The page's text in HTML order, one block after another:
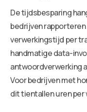
De tijdsbesparing
bedrijven
verwerkingstijd per
handmatige data-
antwoordverwerking
Voor bedrijven met
dit tientallen uren per